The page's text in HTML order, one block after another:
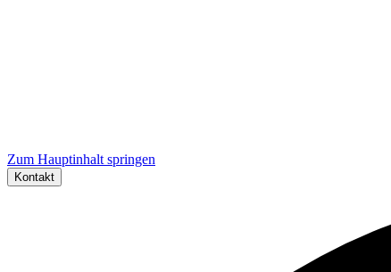
Zum Hauptinhalt springen
Kontakt